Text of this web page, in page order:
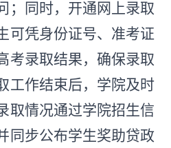
；同时，开通网上录取
可凭身份证号、准考证
考录取结果，确保录取
工作结束后，学院及时
取情况通过学院招生信
同步公布学生奖助贷政